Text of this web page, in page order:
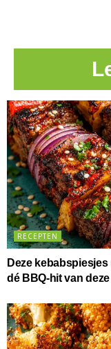
RECEPTEN
Deze
dé BBQ-hit van